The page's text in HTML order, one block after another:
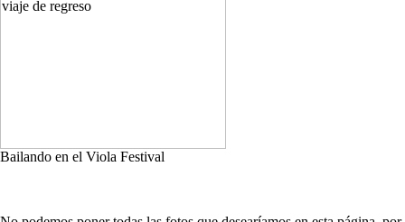
Bailando en el Viola Festival